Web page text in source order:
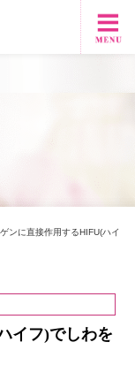
ンに直接作用するHIFU(ハイ
イフ)でしわを